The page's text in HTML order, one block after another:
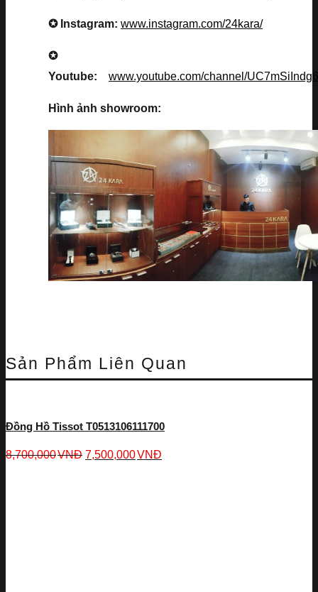
✪ Instagram: www.instagram.com/24kara/
✪
Youtube: www.youtube.com/channel/
Hình ảnh showroom:
Sản Phẩm Liên Quan
Đồng Hồ Tissot T0513106111700
8,700,000VNĐ 7,500,000VNĐ